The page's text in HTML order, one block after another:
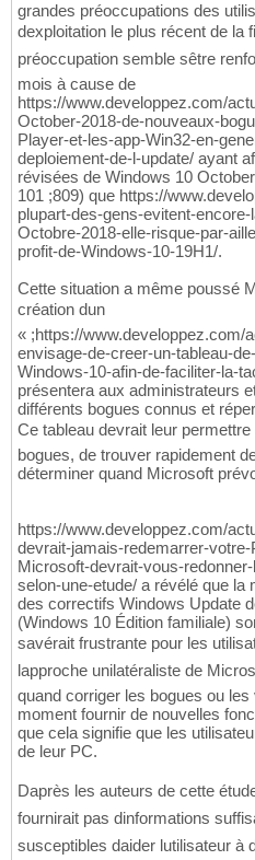
grandes préoccupations des
dexploitation le plus récent de
préoccupation semble sêtre
mois à cause de
https://www.developpez.com/
October-2018-de-nouveaux-
Player-et-les-app-Win32-en-
deploiement-de-l-update/ ayant
révisées de Windows 10
101 ;809) que https://
plupart-des-gens-evitent-
Octobre-2018-elle-risque-par-
profit-de-Windows-10-19H1/.
Cette situation a même poussé
création dun
« ;https://www.developpez.com/
envisage-de-creer-un-tableau-
Windows-10-afin-de-faciliter-la-
présentera aux administrateurs
différents bogues connus et
Ce tableau devrait leur permettre
bogues, de trouver rapidement
déterminer quand Microsoft
https://www.developpez.com/
devrait-jamais-redemarrer-
Microsoft-devrait-vous-
selon-une-etude/ a révélé que la
des correctifs Windows Update
(Windows 10 Édition familiale)
savérait frustrante pour les
lapproche unilatéraliste de
quand corriger les bogues ou
moment fournir de nouvelles
que cela signifie que les
de leur PC.
Daprès les auteurs de cette
fournirait pas dinformations
susceptibles daider lutilisateur